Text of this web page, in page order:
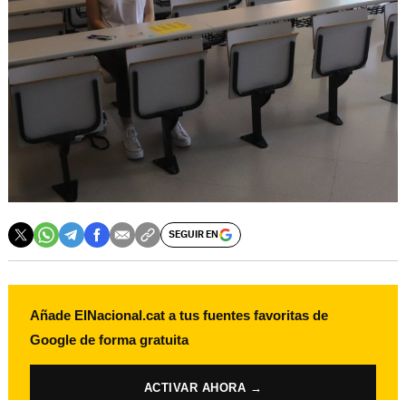
SEGUIR EN
Añade ElNacional.cat a tus fuentes favoritas de
Google de forma gratuita
ACTIVAR AHORA →